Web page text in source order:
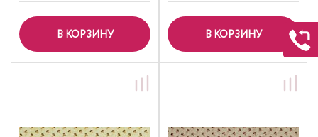
В КОРЗИНУ В КОРЗИНУ